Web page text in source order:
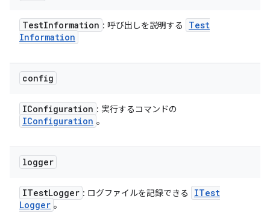
TestInformation : 呼び出しを説明する
Test
Information
config
IConfiguration : 実行するコマンドの
IConfiguration 。
logger
ITestLogger : ログファイルを記録できる
ITest
Logger 。